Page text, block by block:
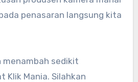
penasaran langsung kita
menambah sedikit
Klik Mania. Silahkan